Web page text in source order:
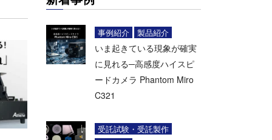
事例紹介 製品紹介
いま起きている現象が確実
に見れる─高感度ハイスピ
ードカメラ Phantom Miro
C321
受託試験・受託製作